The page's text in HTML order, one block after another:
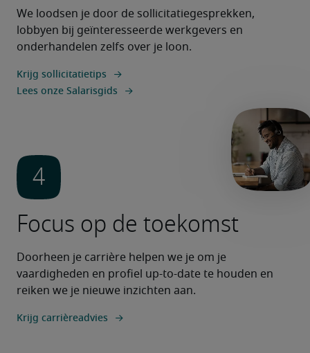
We loodsen je door de sollicitatiegesprekken,
lobbyen bij geïnteresseerde werkgevers en
onderhandelen zelfs over je loon.
Krijg sollicitatietips
Lees onze Salarisgids
Focus op de toekomst
Doorheen je carrière helpen we je om je
vaardigheden en profiel up-to-date te houden en
reiken we je nieuwe inzichten aan.
Krijg carrièreadvies